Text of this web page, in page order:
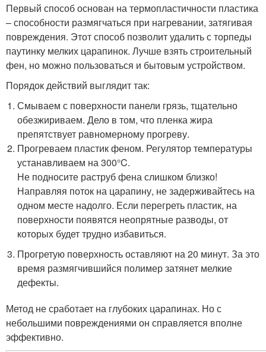
Первый способ основан на термопластичности пластика
– способности размягчаться при нагревании, затягивая
повреждения. Этот способ позволит удалить с торпеды
паутинку мелких царапинок. Лучше взять строительный
фен, но можно пользоваться и бытовым устройством.
Порядок действий выглядит так:
Смываем с поверхности панели грязь, тщательно
обезжириваем. Дело в том, что пленка жира
препятствует равномерному прогреву.
Прогреваем пластик феном. Регулятор температуры
устанавливаем на 300°C.
Не подносите раструб фена слишком близко!
Направляя поток на царапину, не задерживайтесь на
одном месте надолго. Если перегреть пластик, на
поверхности появятся неопрятные разводы, от
которых будет трудно избавиться.
Прогретую поверхность оставляют на 20 минут. За это
время размягчившийся полимер затянет мелкие
дефекты.
Метод не сработает на глубоких царапинах. Но с
небольшими повреждениями он справляется вполне
эффективно.